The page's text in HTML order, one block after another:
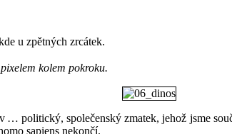
u zpětných zrcátek.
kolem pokroku.
… politický, společenský zmatek, jehož jsme
sapiens nekončí.